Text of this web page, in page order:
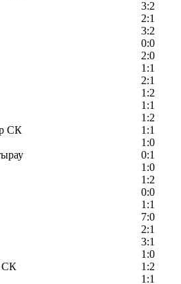
3:2
2:1
3:2
0:0
2:0
1:1
2:1
1:2
1:1
1:2
СК
1:1
1:0
0:1
1:0
1:2
0:0
1:1
7:0
2:1
3:1
1:0
СК
1:2
1:1